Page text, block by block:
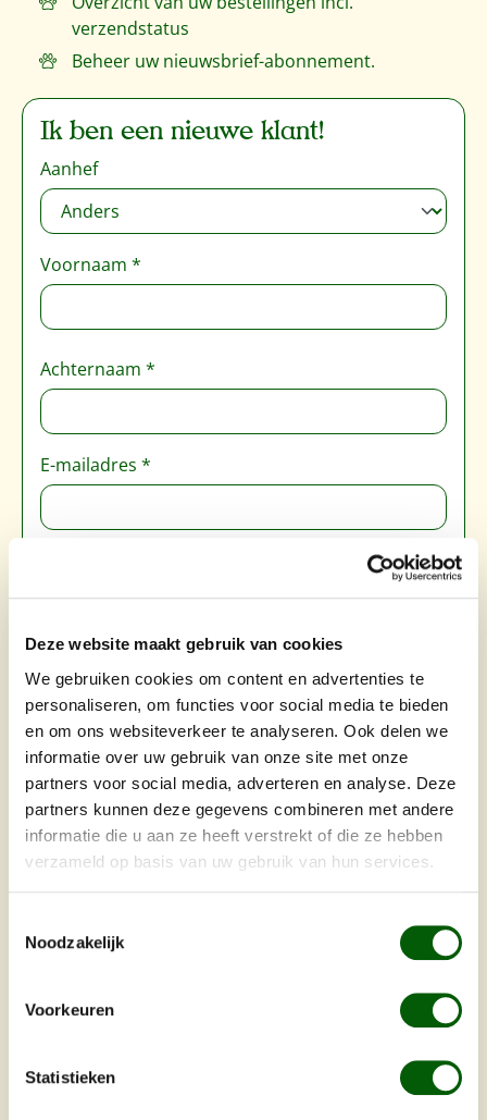
Deze website maakt gebruik van cookies
We gebruiken cookies om content en advertenties te
personaliseren, om functies voor social media te bieden
en om ons websiteverkeer te analyseren. Ook delen we
informatie over uw gebruik van onze site met onze
partners voor social media, adverteren en analyse. Deze
partners kunnen deze gegevens combineren met andere
informatie die u aan ze heeft verstrekt of die ze hebben
verzameld op basis van uw gebruik van hun services.
Noodzakelijk
Voorkeuren
Statistieken
verzendstatus
Beheer uw nieuwsbrief-abonnement.
Ik ben een nieuwe klant!
Persoonlijke informatie
Aanhef
Voornaam *
Achternaam *
E-mailadres *
Het wachtwoord moet uit tenminste 8 karakters
bestaan.
Uw adres
Straat en huisnr.
Postcode *
Telefoonnummer